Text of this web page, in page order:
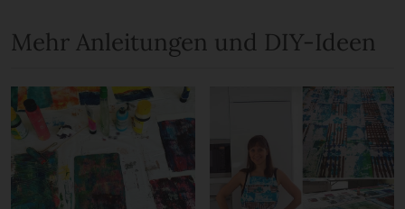
Mehr Anleitungen und DIY-Ideen